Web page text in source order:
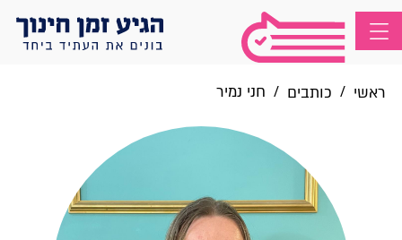
ראשי / כותבים / חני נמיר